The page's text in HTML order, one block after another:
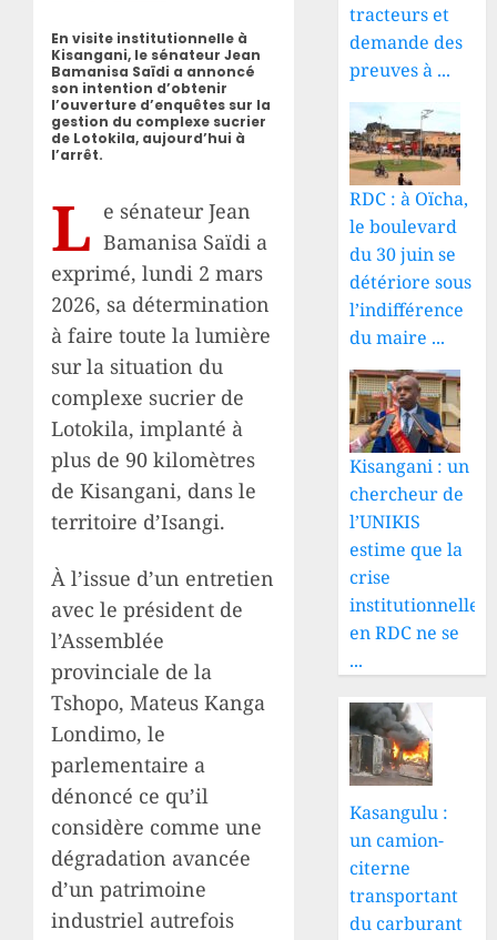
En visite institutionnelle à
Kisangani, le sénateur Jean
Bamanisa Saïdi a annoncé
son intention d’obtenir
l’ouverture d’enquêtes sur la
gestion du complexe sucrier
de Lotokila, aujourd’hui à
l’arrêt.
L e sénateur Jean
Bamanisa Saïdi a
exprimé, lundi 2 mars
2026, sa détermination
à faire toute la lumière
sur la situation du
complexe sucrier de
Lotokila, implanté à
plus de 90 kilomètres
de Kisangani, dans le
territoire d’Isangi.
À l’issue d’un entretien
avec le président de
l’Assemblée
provinciale de la
Tshopo, Mateus Kanga
Londimo, le
parlementaire a
dénoncé ce qu’il
considère comme une
dégradation avancée
d’un patrimoine
industriel autrefois
tracteurs et
demande des
preuves à ...
RDC : à Oïcha,
le boulevard
du 30 juin se
détériore sous
l’indifférence
du maire ...
Kisangani : un
chercheur de
l’UNIKIS
estime que la
crise
institutionnelle
en RDC ne se
...
Kasangulu :
un camion-
citerne
transportant
du carburant